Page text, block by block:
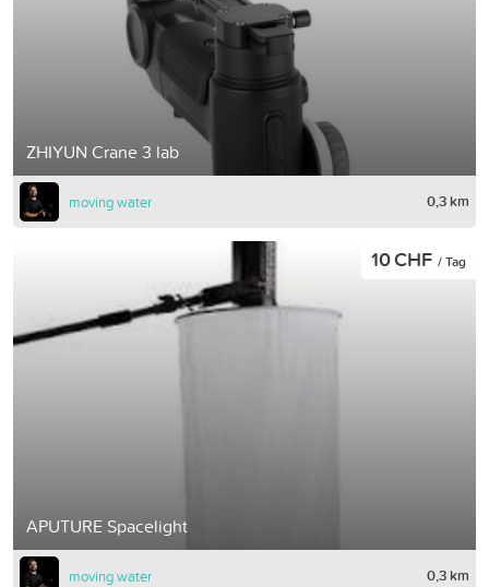
ZHIYUN Crane 3 lab
moving water 0,3 km
APUTURE Spacelight
10 CHF / Tag
moving water 0,3 km